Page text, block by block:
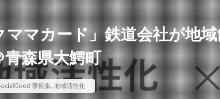
ママカード」鉄道会社が地
森県大鰐町
事例集, 地域活性化